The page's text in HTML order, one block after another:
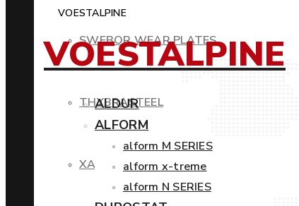
SWEBOR WEAR PLATES
THYBRASTEEL
XAR
VOESTALPINE
VOESTALPINE
ALDUR
ALFORM
alform M SERIES
alform x-treme
alform N SERIES